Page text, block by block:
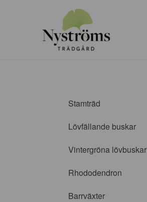
Stamträd
Lövfällande buskar
Vintergröna lövbuskar
Rhododendron
Barrväxter